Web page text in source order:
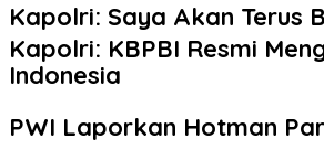
Kapolri: Saya Akan Terus
Kapolri: KBPBI Resmi
Indonesia
PWI Laporkan Hotman